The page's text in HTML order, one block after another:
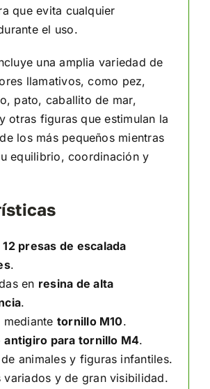
que evita cualquier
el uso.
una amplia variedad de
llamativos, como pez,
pato, caballito de mar,
otras figuras que estimulan la
los más pequeños mientras
equilibrio, coordinación y
12 presas de escalada
.
en resina de alta
.
mediante tornillo M10.
antigiro para tornillo M4.
de animales y figuras infantiles.
variados y de gran visibilidad.